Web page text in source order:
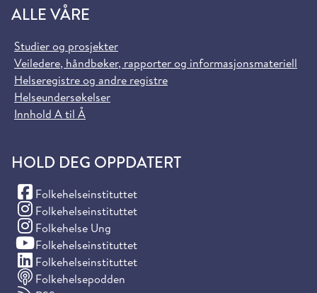
ALLE VÅRE
Studier og prosjekter
Veiledere, håndbøker, rapporter og informasjonsmateriell
Helseregistre og andre registre
Helseundersøkelser
Innhold A til Å
HOLD DEG OPPDATERT
Folkehelseinstituttet
(Facebook)
Folkehelseinstituttet
(Instagram)
Folkehelse Ung
(Instagram)
Folkehelseinstituttet
(YouTube)
Folkehelseinstituttet
(LinkedIn)
Folkehelsepodden